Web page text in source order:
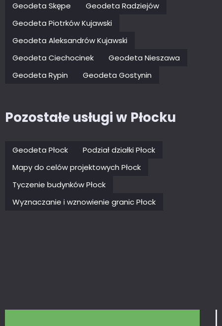
Geodeta Skępe
Geodeta Radziejów
Geodeta Piotrków Kujawski
Geodeta Aleksandrów Kujawski
Geodeta Ciechocinek
Geodeta Nieszawa
Geodeta Rypin
Geodeta Gostynin
Pozostałe usługi w Płocku
Geodeta Płock
Podział działki Płock
Mapy do celów projektowych Płock
Tyczenie budynków Płock
Wyznaczanie i wznowienie granic Płock